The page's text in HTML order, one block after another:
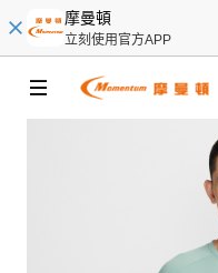
摩曼頓
立刻使用官方APP